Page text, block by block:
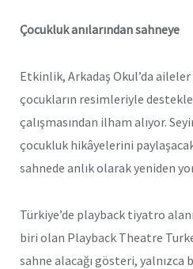
Çocukluk anılarından sahneye
Etkinlik, Arkadaş Okul’da aileler
çocukların resimleriyle
çalışmasından ilham alıyor.
çocukluk hikâyelerini
sahnede anlık olarak yeniden
Türkiye’de playback tiyatro
biri olan Playback Theatre
sahne alacağı gösteri,